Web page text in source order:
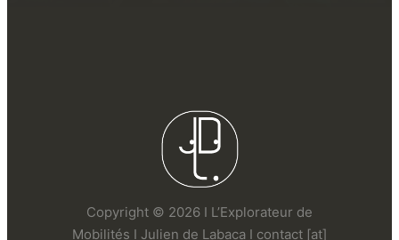
Copyright © 2026 I L’Explorateur de
Mobilités I Julien de Labaca I contact [at]